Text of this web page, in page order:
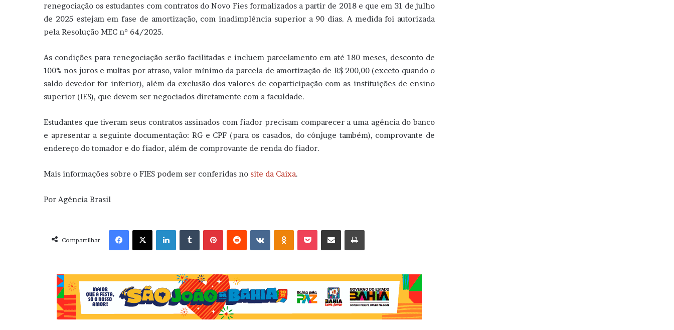
renegociação os estudantes com contratos do Novo Fies formalizados a partir de 2018 e que em 31 de julho
de 2025 estejam em fase de amortização, com inadimplência superior a 90 dias. A medida foi autorizada
pela Resolução MEC nº 64/2025.
As condições para renegociação serão facilitadas e incluem parcelamento em até 180 meses, desconto de
100% nos juros e multas por atraso, valor mínimo da parcela de amortização de R$ 200,00 (exceto quando o
saldo devedor for inferior), além da exclusão dos valores de coparticipação com as instituições de ensino
superior (IES), que devem ser negociados diretamente com a faculdade.
Estudantes que tiveram seus contratos assinados com fiador precisam comparecer a uma agência do banco
e apresentar a seguinte documentação: RG e CPF (para os casados, do cônjuge também), comprovante de
endereço do tomador e do fiador, além de comprovante de renda do fiador.
Mais informações sobre o FIES podem ser conferidas no site da Caixa.
Por Agência Brasil
Compartilhar
Facebook X Linkedin VK OK